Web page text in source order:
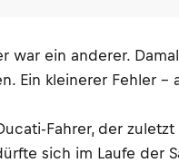
war ein anderer.
Ein kleinerer Fehler –
Fahrer, der
sich im Laufe der